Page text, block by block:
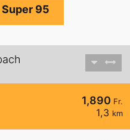
Super 95
1,890 Fr.
1,3 km